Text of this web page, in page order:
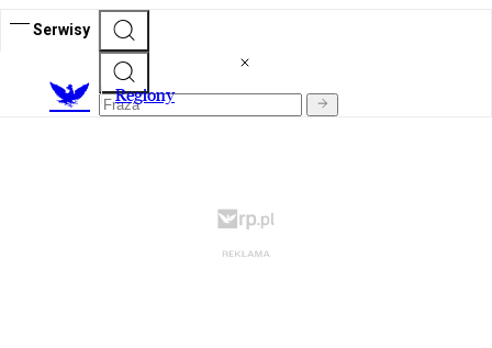
Serwisy
Regiony